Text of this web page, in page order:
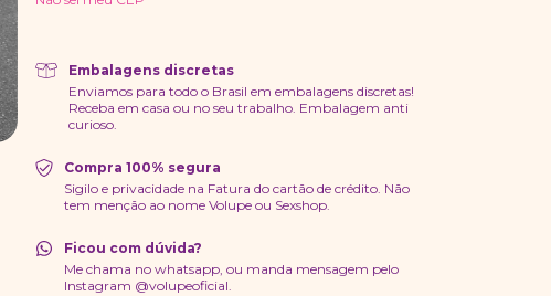
Embalagens discretas
Enviamos para todo o Brasil em embalagens discretas!
Receba em casa ou no seu trabalho. Embalagem anti
curioso.
Compra 100% segura
Sigilo e privacidade na Fatura do cartão de crédito. Não
tem menção ao nome Volupe ou Sexshop.
Ficou com dúvida?
Me chama no whatsapp, ou manda mensagem pelo
Instagram @volupeoficial.